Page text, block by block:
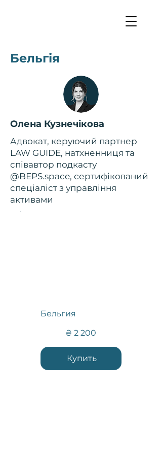
Бельгія
Олена Кузнечікова
Адвокат, керуючий партнер
LAW GUIDE, натхненниця та
співавтор подкасту
@BEPS.space, сертифікований
спеціаліст з управління
активами
Бельгия
₴ 2 200
Купить